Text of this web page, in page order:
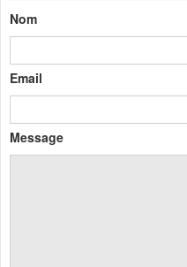
Nom
Email
Message